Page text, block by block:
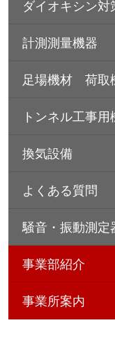
ダイオキシン対
計測測量機器
足場機材 荷取
トンネル工事用
換気設備
よくある質問
騒音・振動測定
事業部紹介
事業所案内